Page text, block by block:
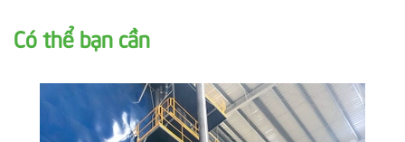
Có thể bạn cần